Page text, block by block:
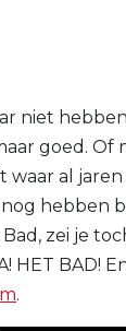
niet
goed. Of
al
hebben
zei je
HET BAD!
.